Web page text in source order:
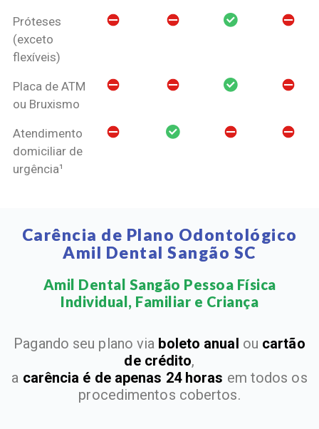
Próteses
(exceto
flexíveis)
Placa de ATM
ou Bruxismo
Atendimento
domiciliar de
urgência¹
Carência de Plano Odontológico
Amil Dental Sangão SC
Amil Dental Sangão Pessoa Física
Individual, Familiar e Criança​
Pagando seu plano via boleto anual ou cartão
de crédito,
a carência é de apenas 24 horas em todos os
procedimentos cobertos.